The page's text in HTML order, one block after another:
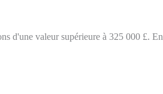
d'une valeur supérieure à 325 000 £. En